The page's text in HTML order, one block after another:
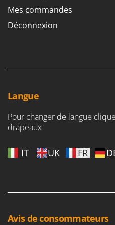
Mes commandes
Déconnexion
Langue
Pour changer de langue
drapeaux
IT UK FR
Avis de consommateurs